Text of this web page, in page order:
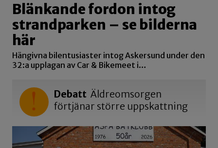
Blänkande fordon intog
strandparken – se bilderna
här
Hängivna bilentusiaster intog Askersund under den
32:a upplagan av Car & Bikemeet i…
Debatt Äldreomsorgen
förtjänar större uppskattning